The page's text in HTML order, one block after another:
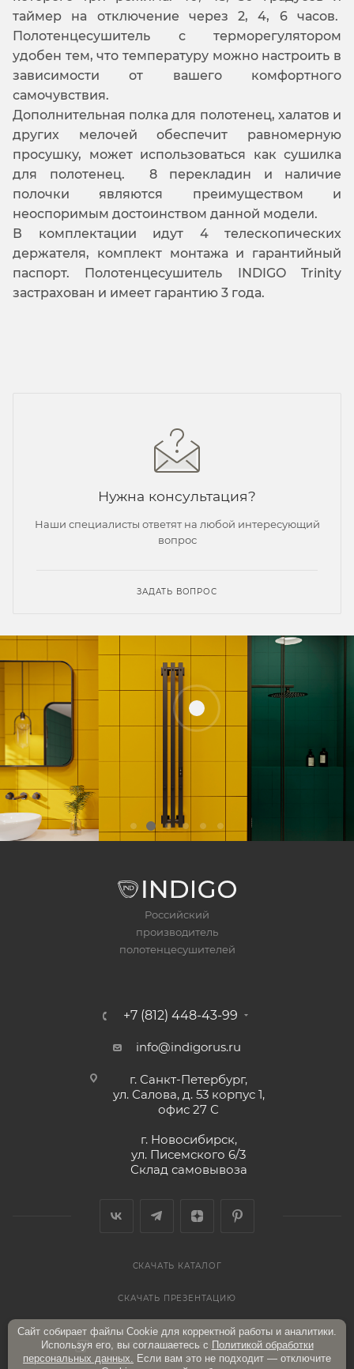
таймер на отключение через 2, 4, 6 часов.
Полотенцесушитель с терморегулятором
удобен тем, что температуру можно настроить в
зависимости от вашего комфортного
самочувствия.
Дополнительная полка для полотенец, халатов и
других мелочей обеспечит равномерную
просушку, может использоваться как сушилка
для полотенец. 8 перекладин и наличие
полочки являются преимуществом и
неоспоримым достоинством данной модели.
В комплектации идут 4 телескопических
держателя, комплект монтажа и гарантийный
паспорт. Полотенцесушитель INDIGO Trinity
застрахован и имеет гарантию 3 года.
Нужна консультация?
Наши специалисты ответят на любой интересующий
вопрос
ЗАДАТЬ ВОПРОС
Российский
производитель
полотенцесушителей
+7 (812) 448-43-99
info@indigorus.ru
г. Санкт-Петербург,
ул. Салова, д. 53 корпус 1,
офис 27 С
г. Новосибирск,
ул. Писемского 6/3
Склад самовывоза
СКАЧАТЬ КАТАЛОГ
СКАЧАТЬ ПРЕЗЕНТАЦИЮ
ПОЛИТИКА КОНФИДЕНЦИАЛЬНОСТИ
Сайт собирает файлы Cookie для корректной работы и аналитики.
Используя его, вы соглашаетесь с Политикой обработки
персональных данных. Если вам это не подходит — отключите